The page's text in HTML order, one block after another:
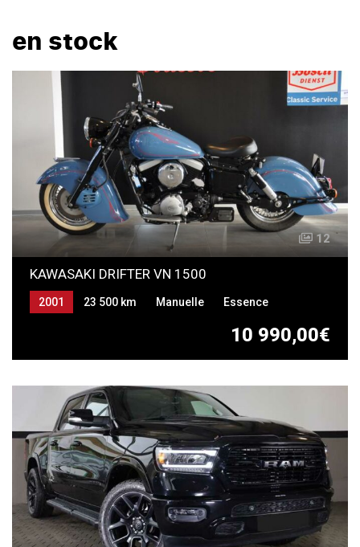
en stock
12
KAWASAKI DRIFTER VN 1500
10 990,00€
2001 23 500 km Manuelle Essence